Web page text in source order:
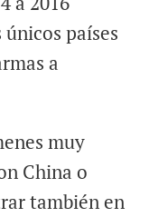
países
a
muy
China o
también en